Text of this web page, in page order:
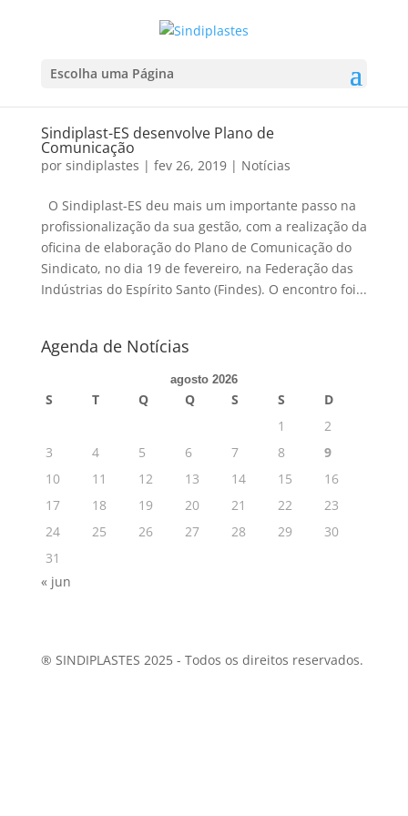
Escolha uma Página
Sindiplast-ES desenvolve Plano de
Comunicação
por sindiplastes | fev 26, 2019| Notícias
O Sindiplast-ES deu mais um importante passo na
profissionalização da sua gestão, com a realização da
oficina de elaboração do Plano de Comunicação do
Sindicato, no dia 19 de fevereiro, na Federação das
Indústrias do Espírito Santo (Findes). O encontro foi...
Agenda de Notícias
agosto 2026
S T Q Q S S
D
1
2
3
4 5 6 7 8
9
10
11 12 13 14 15
16
17
18 19 20 21 22
23
24
25 26 27 28 29
30
31
« jun
® SINDIPLASTES 2025 - Todos os direitos reservados.